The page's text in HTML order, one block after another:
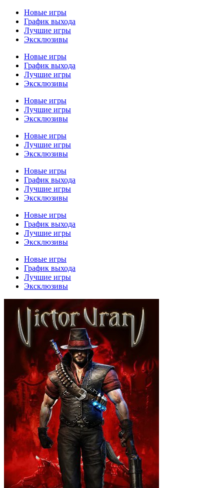
Новые игры
График выхода
Лучшие игры
Эксклюзивы
Новые игры
График выхода
Лучшие игры
Эксклюзивы
Новые игры
Лучшие игры
Эксклюзивы
Новые игры
Лучшие игры
Эксклюзивы
Новые игры
График выхода
Лучшие игры
Эксклюзивы
Новые игры
График выхода
Лучшие игры
Эксклюзивы
Новые игры
График выхода
Лучшие игры
Эксклюзивы